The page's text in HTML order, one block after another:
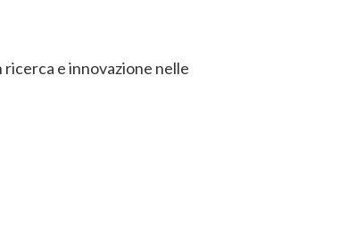
e innovazione nelle